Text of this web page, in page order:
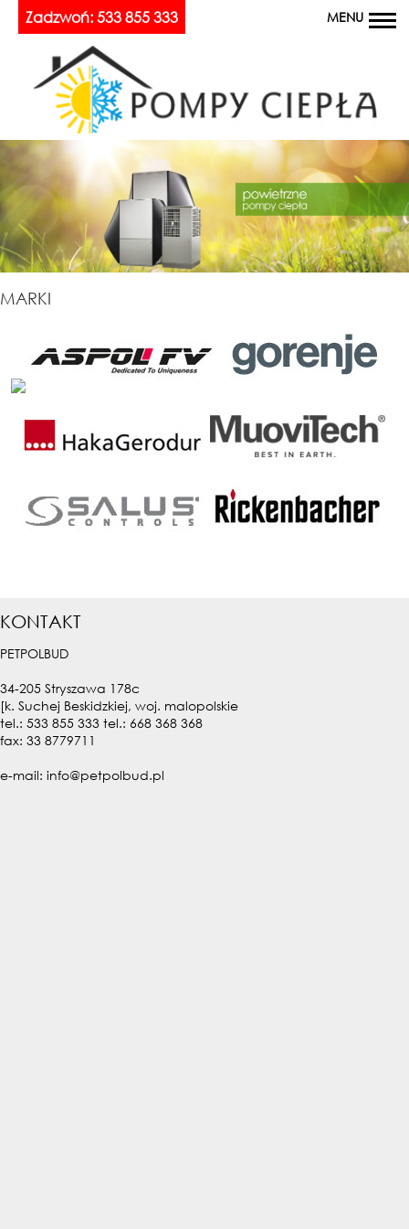
MENU
Zadzwoń: 533 855 333
MARKI
KONTAKT
PETPOLBUD
34-205 Stryszawa 178c
[k. Suchej Beskidzkiej, woj. malopolskie
tel.: 533 855 333 tel.: 668 368 368
fax: 33 8779711
e-mail: info@petpolbud.pl